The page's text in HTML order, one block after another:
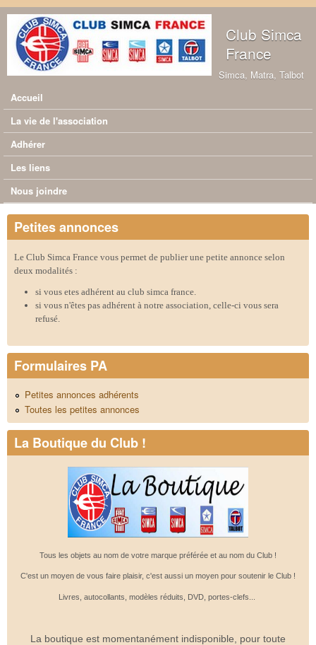
Aller au contenu principal
Club Simca
France
Simca, Matra, Talbot
Menu principal
Accueil
La vie de l'association
Adhérer
Les liens
Nous joindre
Petites annonces
Le Club Simca France vous permet de publier une petite annonce selon
deux modalités :
si vous etes adhérent au club simca france.
si vous n'êtes pas adhérent à notre association, celle-ci vous sera
refusé.
Formulaires PA
Petites annonces adhérents
Toutes les petites annonces
La Boutique du Club !
Tous les objets au nom de votre marque préférée et au nom du Club !
C'est un moyen de vous faire plaisir, c'est aussi un moyen pour soutenir le Club !
Livres, autocollants, modèles réduits, DVD, portes-clefs...
La boutique est momentanément indisponible, pour toute